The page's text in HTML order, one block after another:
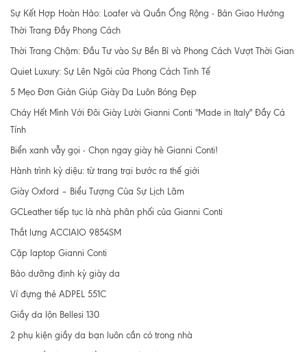
Sự Kết Hợp Hoàn Hảo: Loafer và Quần Ống Rộng - Bản Giao Hưởng
Thời Trang Đầy Phong Cách
Thời Trang Chậm: Đầu Tư vào Sự Bền Bỉ và Phong Cách Vượt Thời Gian
Quiet Luxury: Sự Lên Ngôi của Phong Cách Tinh Tế
5 Mẹo Đơn Giản Giúp Giày Da Luôn Bóng Đẹp
Cháy Hết Mình Với Đôi Giày Lười Gianni Conti "Made in Italy" Đầy Cá
Tính
Biển xanh vẫy gọi - Chọn ngay giày hè Gianni Conti!
Hành trình kỳ diệu: từ trang trại bước ra thế giới
Giày Oxford – Biểu Tượng Của Sự Lịch Lãm
GCLeather tiếp tục là nhà phân phối của Gianni Conti
Thắt lưng ACCIAIO 9854SM
Cặp laptop Gianni Conti
Bảo dưỡng định kỳ giày da
Ví đựng thẻ ADPEL 551C
Giầy da lộn Bellesi 130
2 phụ kiện giầy da bạn luôn cần có trong nhà